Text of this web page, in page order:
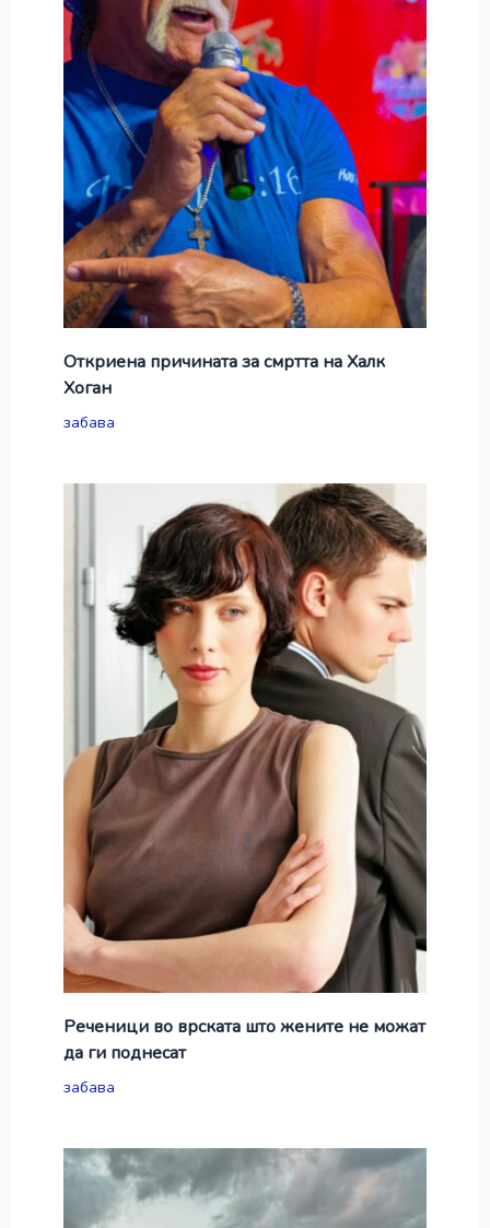
Откриена причината за смртта на Халк
Хоган
забава
Реченици во врската што жените не можат
да ги поднесат
забава